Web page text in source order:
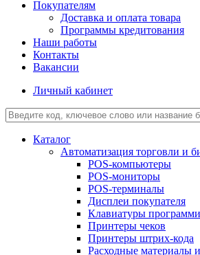
Покупателям
Доставка и оплата товара
Программы кредитования
Наши работы
Контакты
Вакансии
Личный кабинет
Каталог
Автоматизация торговли и
POS-компьютеры
POS-мониторы
POS-терминалы
Дисплеи покупателя
Клавиатуры
Принтеры чеков
Принтеры штрих-кода
Расходные материалы